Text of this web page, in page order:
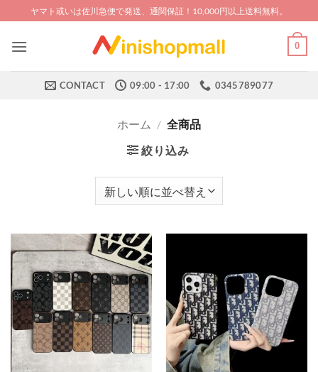
to
content
ヤマト或いは佐川急便で発送、通関保証！10,000円以上送料無料。
0
CONTACT 09:00 - 17:00 0345789077
ホーム / 全商品
絞り込み